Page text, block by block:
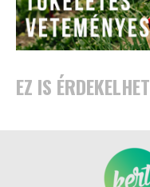
EZ IS ÉRDEKELHET